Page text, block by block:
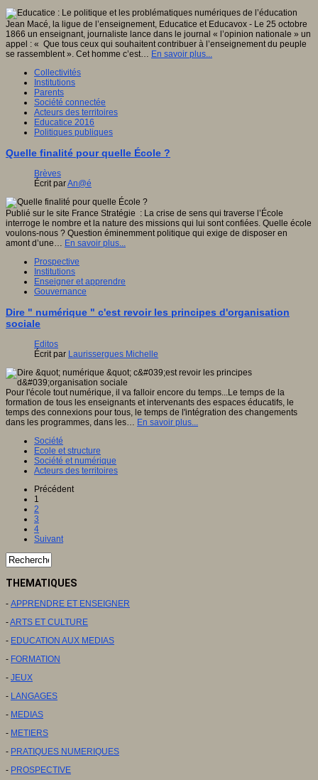
Jean Macé, la ligue de l’enseignement, Educatice et Educavox - Le 25 octobre
1866 un enseignant, journaliste lance dans le journal « l’opinion nationale » un
appel : « Que tous ceux qui souhaitent contribuer à l’enseignement du peuple
se rassemblent ». Cet homme c’est… En savoir plus...
Collectivités
Institutions
Parents
Société connectée
Acteurs des territoires
Educatice 2016
Politiques publiques
Quelle finalité pour quelle École ?
Brèves
Écrit parAn@é
Publié sur le site France Stratégie : La crise de sens qui traverse l’École
interroge le nombre et la nature des missions qui lui sont confiées. Quelle école
voulons-nous ? Question éminemment politique qui exige de disposer en
amont d’une… En savoir plus...
Prospective
Institutions
Enseigner et apprendre
Gouvernance
Dire " numérique " c'est revoir les principes d'organisation
sociale
Editos
Écrit par Laurissergues Michelle
Pour l'école tout numérique, il va falloir encore du temps...Le temps de la
formation de tous les enseignants et intervenants des espaces éducatifs, le
temps des connexions pour tous, le temps de l'intégration des changements
dans les programmes, dans les… En savoir plus...
Société
Ecole et structure
Société et numérique
Acteurs des territoires
Précédent
1
2
3
4
Suivant
THEMATIQUES
- APPRENDRE ET ENSEIGNER
-ARTS ET CULTURE
- EDUCATION AUX MEDIAS
- FORMATION
- JEUX
- LANGAGES
- MEDIAS
- METIERS
- PRATIQUES NUMERIQUES
- PROSPECTIVE